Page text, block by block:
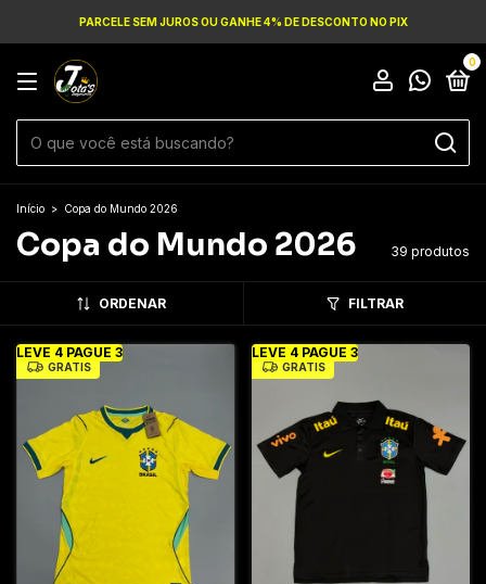
PARCELE SEM JUROS OU GANHE 4% DE DESCONTO NO PIX
0
Início > Copa do Mundo 2026
Copa do Mundo 2026 39 produtos
ORDENAR FILTRAR
LEVE 4 PAGUE 3
GRÁTIS
LEVE 4 PAGUE 3
GRÁTIS